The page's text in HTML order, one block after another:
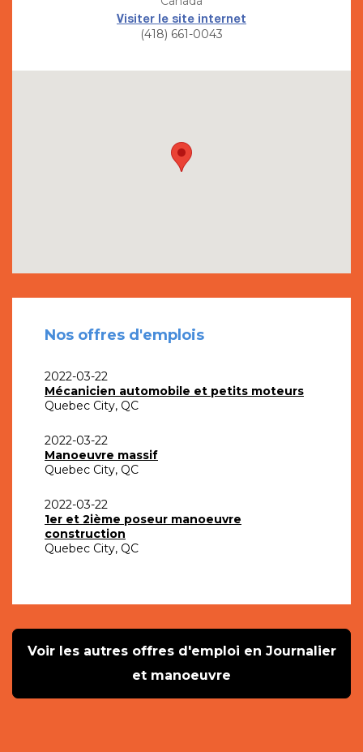
Visiter le site internet
(418) 661-0043
Nos offres d'emplois
2022-03-22
Mécanicien automobile et petits moteurs
Quebec City, QC
2022-03-22
Manoeuvre massif
Quebec City, QC
2022-03-22
1er et 2ième poseur manoeuvre
construction
Quebec City, QC
Voir les autres offres d'emploi en Journalier
et manoeuvre